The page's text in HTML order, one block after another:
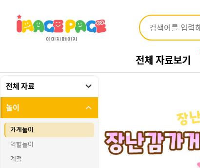
전체 자료보기
전체 자료
놀이
가게놀이
역할놀이
계절